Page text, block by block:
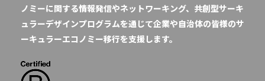
ノミーに関する情報発信やネットワーキング、共創型サーキ
ュラーデザインプログラムを通じて企業や自治体の皆様のサ
ーキュラーエコノミー移行を支援します。